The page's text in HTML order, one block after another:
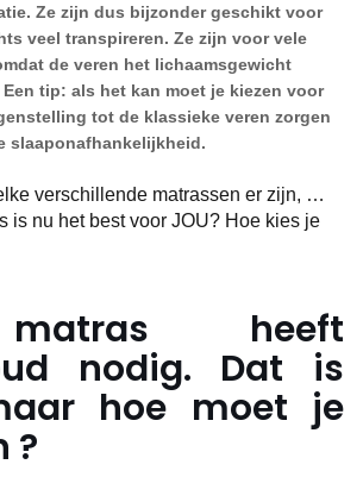
Ze zijn dus bijzonder geschikt voor
veel transpireren. Ze zijn voor vele
de veren het lichaamsgewicht
tip: als het kan moet je kiezen voor
tot de klassieke veren zorgen
slaaponafhankelijkheid.
verschillende matrassen er zijn, …
is nu het best voor JOU? Hoe kies je
heeft
nodig. Dat is
hoe moet je
?